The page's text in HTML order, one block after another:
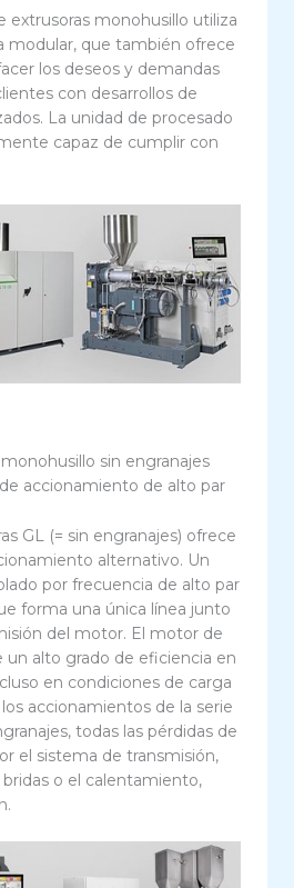
extrusoras monohusillo utiliza
modular, que también ofrece
los deseos y demandas
con desarrollos de
La unidad de procesado
capaz de cumplir con
sin engranajes
accionamiento de alto par
GL (= sin engranajes) ofrece
alternativo. Un
por frecuencia de alto par
forma una única línea junto
del motor. El motor de
un alto grado de eficiencia en
en condiciones de carga
accionamientos de la serie
todas las pérdidas de
el sistema de transmisión,
o el calentamiento,